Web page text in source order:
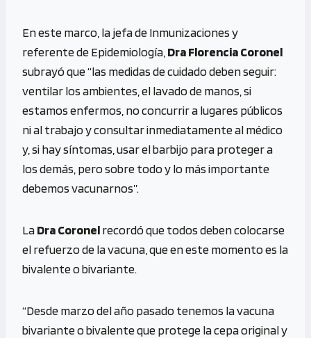
p
En este marco, la jefa de Inmunizaciones y
referente de Epidemiología, Dra Florencia Coronel
subrayó que “las medidas de cuidado deben seguir:
ventilar los ambientes, el lavado de manos, si
estamos enfermos, no concurrir a lugares públicos
ni al trabajo y consultar inmediatamente al médico
y, si hay síntomas, usar el barbijo para proteger a
los demás, pero sobre todo y lo más importante
debemos vacunarnos”.
LaDra Coronelrecordó que todos deben colocarse
el refuerzo de la vacuna, que en este momento es la
bivalente o bivariante.
“Desde marzo del año pasado tenemos la vacuna
bivariante o bivalente que protege la cepa original y